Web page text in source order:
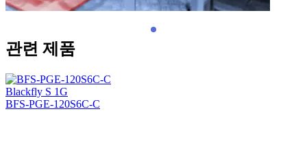
관련 제품
Blackfly S 1G
BFS-PGE-120S6C-C